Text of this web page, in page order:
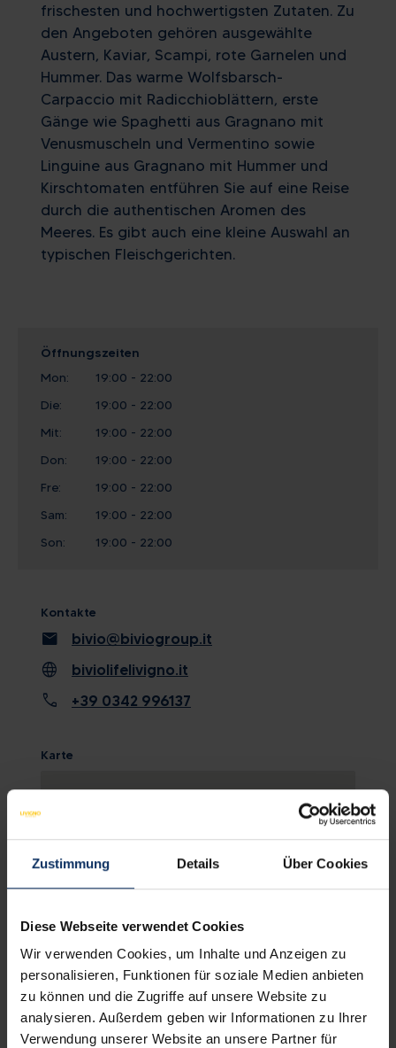
Zustimmung Details Über Cookies
Diese Webseite verwendet Cookies
Wir verwenden Cookies, um Inhalte und Anzeigen zu
personalisieren, Funktionen für soziale Medien anbieten
zu können und die Zugriffe auf unsere Website zu
analysieren. Außerdem geben wir Informationen zu Ihrer
Verwendung unserer Website an unsere Partner für
frischesten und hochwertigsten Zutaten. Zu
den Angeboten gehören ausgewählte
Austern, Kaviar, Scampi, rote Garnelen und
Hummer. Das warme Wolfsbarsch-
Carpaccio mit Radicchioblättern, erste
Gänge wie Spaghetti aus Gragnano mit
Venusmuscheln und Vermentino sowie
Linguine aus Gragnano mit Hummer und
Kirschtomaten entführen Sie auf eine Reise
durch die authentischen Aromen des
Meeres. Es gibt auch eine kleine Auswahl an
typischen Fleischgerichten.
Öffnungszeiten
Mon:
19:00 - 22:00
Die:
19:00 - 22:00
Mit:
19:00 - 22:00
Don:
19:00 - 22:00
Fre:
19:00 - 22:00
Sam:
19:00 - 22:00
Son:
19:00 - 22:00
Kontakte
mail bivio@biviogroup.it
language biviolifelivigno.it
call +39 0342 996137
Karte
KARTE ANSCHAUEN